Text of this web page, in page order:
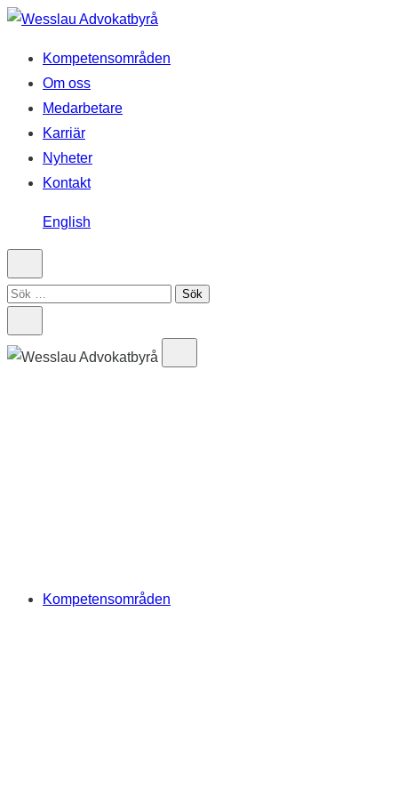
Hoppa
innehåll
Kompetensområden
Om oss
Medarbetare
Karriär
Nyheter
Kontakt
English
Sök
Kompetensområden